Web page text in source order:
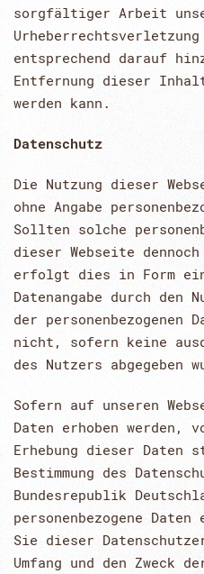
sorgfältiger Arbeit
entsprechend darauf
Entfernung dieser
werden kann.
Datenschutz
Die Nutzung dieser
ohne Angabe
Sollten solche
dieser Webseite
erfolgt dies in Form
Datenangabe durch den
der
nicht, sofern keine
des Nutzers abgegeben
Sofern auf unseren
Daten erhoben
Erhebung dieser Daten
Bestimmung des
Bundesrepublik
personenbezogene Daten
Sie dieser
Umfang und den Zweck